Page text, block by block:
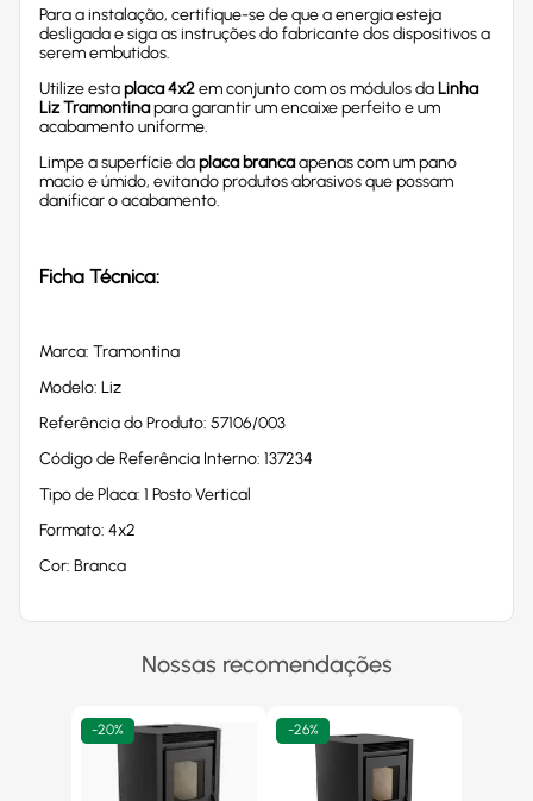
Para a instalação, certifique-se de que a energia esteja
desligada e siga as instruções do fabricante dos dispositivos a
serem embutidos.
Utilize estaplaca 4x2em conjunto com os módulos daLinha
Liz Tramontinapara garantir um encaixe perfeito e um
acabamento uniforme.
Limpe a superfície daplaca brancaapenas com um pano
macio e úmido, evitando produtos abrasivos que possam
danificar o acabamento.
Ficha Técnica:
Marca: Tramontina
Modelo: Liz
Referência do Produto: 57106/003
Código de Referência Interno: 137234
Tipo de Placa: 1 Posto Vertical
Formato: 4x2
Cor: Branca
Nossas recomendações
-20% -26%